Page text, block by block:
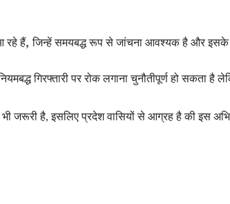
रहे हैं,जिन्हें समयबद्ध रूप से जांचना आवश्यक है और इसके
गिरफ्तारी पर रोक लगाना चुनौतीपूर्ण हो सकता है
जरूरी है, इसलिए प्रदेश वासियों से आग्रह है की इस